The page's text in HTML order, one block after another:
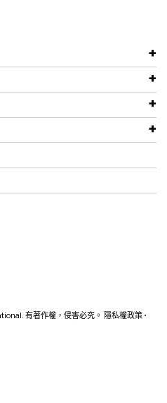
有著作權，侵害必究。 隱私權政策 •